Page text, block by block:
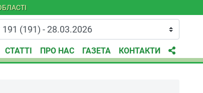
СТАТТІ ПРО НАС ГАЗЕТА КОНТАКТИ